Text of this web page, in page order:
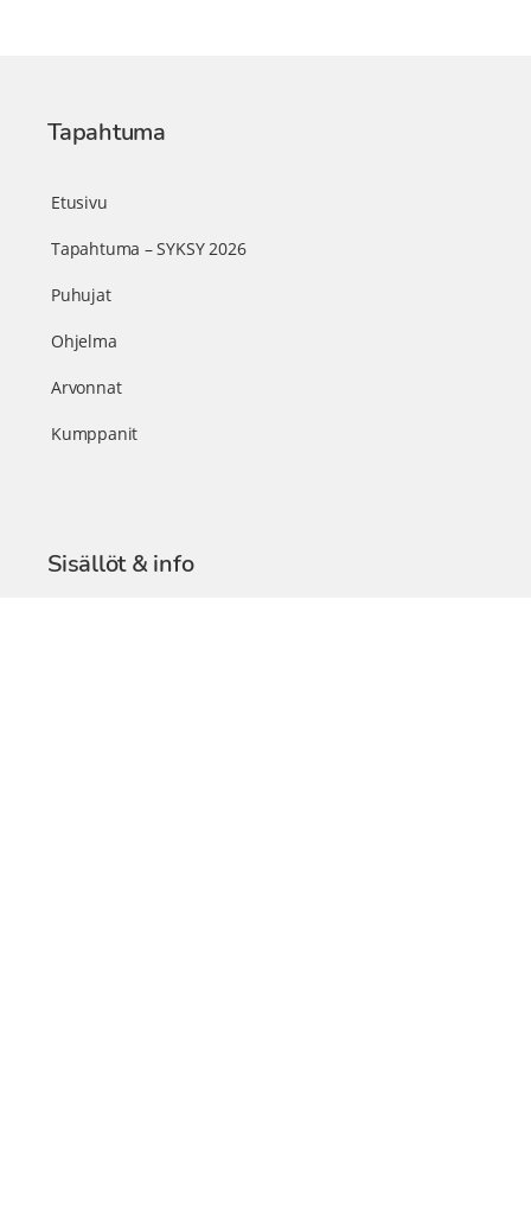
Tapahtuma
Etusivu
Tapahtuma – SYKSY 2026
Puhujat
Ohjelma
Arvonnat
Kumppanit
Sisällöt & info